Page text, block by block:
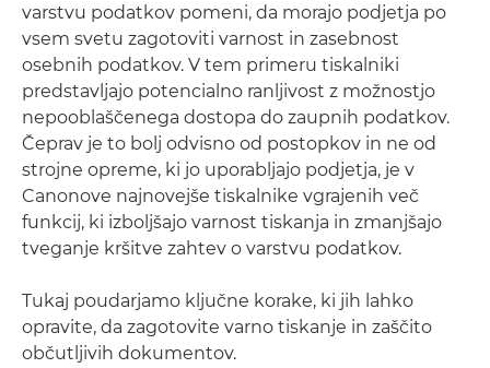
varstvu podatkov pomeni, da morajo podjetja po
vsem svetu zagotoviti varnost in zasebnost
osebnih podatkov. V tem primeru tiskalniki
predstavljajo potencialno ranljivost z možnostjo
nepooblaščenega dostopa do zaupnih podatkov.
Čeprav je to bolj odvisno od postopkov in ne od
strojne opreme, ki jo uporabljajo podjetja, je v
Canonove najnovejše tiskalnike vgrajenih več
funkcij, ki izboljšajo varnost tiskanja in zmanjšajo
tveganje kršitve zahtev o varstvu podatkov.
Tukaj poudarjamo ključne korake, ki jih lahko
opravite, da zagotovite varno tiskanje in zaščito
občutljivih dokumentov.